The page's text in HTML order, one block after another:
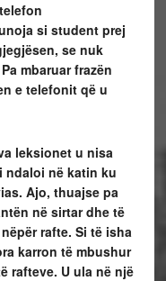
si student prej
se nuk
mbaruar frazën
e telefonit që u
leksionet u nisa
ndaloi në katin ku
Ajo, thuajse pa
në sirtar dhe të
rafte. Si të isha
karron të mbushur
rafteve. U ula në një